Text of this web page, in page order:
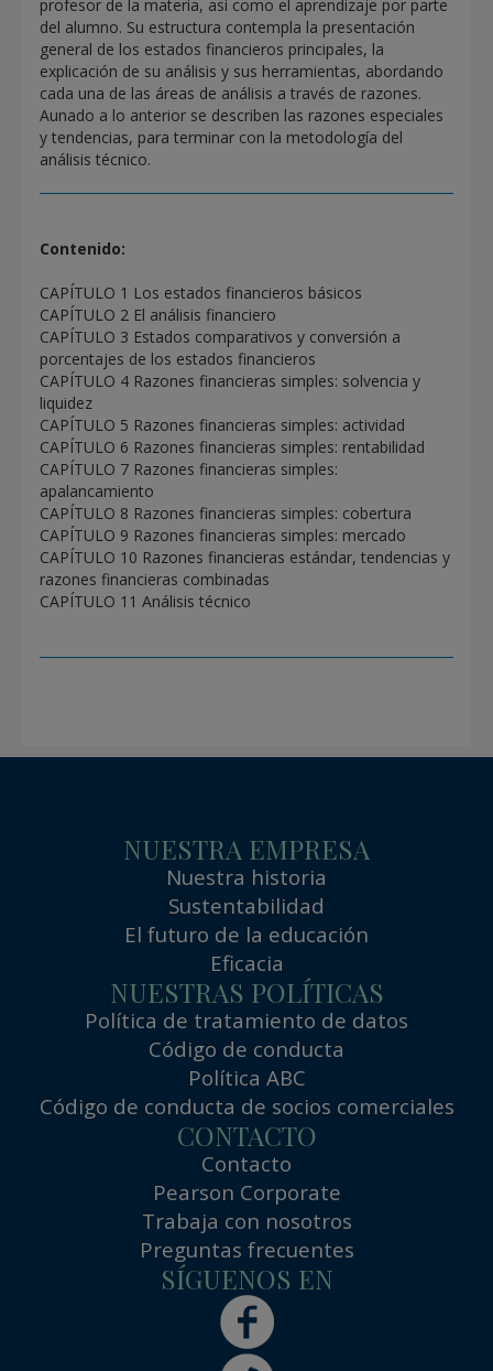
profesor de la materia, así como el aprendizaje por parte
del alumno. Su estructura contempla la presentación
general de los estados financieros principales, la
explicación de su análisis y sus herramientas, abordando
cada una de las áreas de análisis a través de razones.
Aunado a lo anterior se describen las razones especiales
y tendencias, para terminar con la metodología del
análisis técnico.
Contenido:
CAPÍTULO 1 Los estados financieros básicos
CAPÍTULO 2 El análisis financiero
CAPÍTULO 3 Estados comparativos y conversión a
porcentajes de los estados financieros
CAPÍTULO 4 Razones financieras simples: solvencia y
liquidez
CAPÍTULO 5 Razones financieras simples: actividad
CAPÍTULO 6 Razones financieras simples: rentabilidad
CAPÍTULO 7 Razones financieras simples:
apalancamiento
CAPÍTULO 8 Razones financieras simples: cobertura
CAPÍTULO 9 Razones financieras simples: mercado
CAPÍTULO 10 Razones financieras estándar, tendencias y
razones financieras combinadas
CAPÍTULO 11 Análisis técnico
NUESTRA EMPRESA
Nuestra historia
Sustentabilidad
El futuro de la educación
Eficacia
NUESTRAS POLÍTICAS
Política de tratamiento de datos
Código de conducta
Política ABC
Código de conducta de socios comerciales
CONTACTO
Contacto
Pearson Corporate
Trabaja con nosotros
Preguntas frecuentes
SÍGUENOS EN